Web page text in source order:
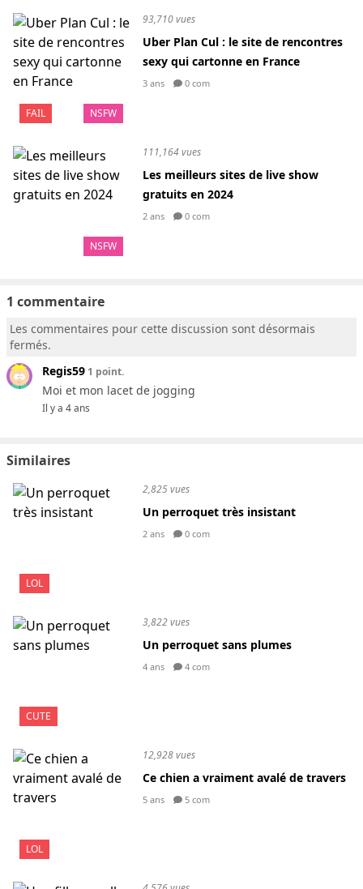
FAIL NSFW
93,710 vues
Uber Plan Cul : le site de rencontres
sexy qui cartonne en France
3 ans 0 com
NSFW
111,164 vues
Les meilleurs sites de live show
gratuits en 2024
2 ans 0 com
1 commentaire
Les commentaires pour cette discussion sont désormais
fermés.
Regis59 1 point.
Moi et mon lacet de jogging
Il y a 4 ans
Similaires
LOL
2,825 vues
Un perroquet très insistant
2 ans 0 com
CUTE
3,822 vues
Un perroquet sans plumes
4 ans 4 com
LOL
12,928 vues
Ce chien a vraiment avalé de travers
5 ans 5 com